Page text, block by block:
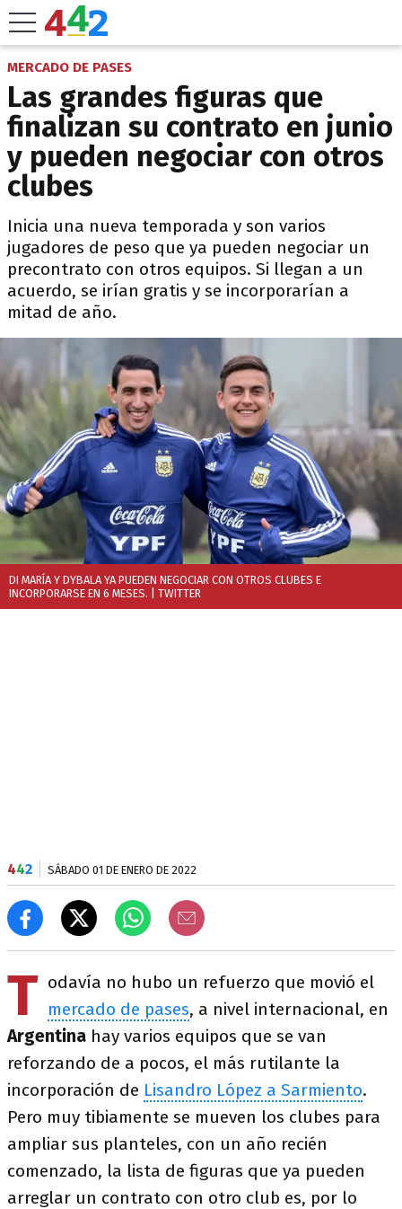
MERCADO DE PASES
Las grandes figuras que
finalizan su contrato en junio
y pueden negociar con otros
clubes
Inicia una nueva temporada y son varios
jugadores de peso que ya pueden negociar un
precontrato con otros equipos. Si llegan a un
acuerdo, se irían gratis y se incorporarían a
mitad de año.
DI MARÍA Y DYBALA YA PUEDEN NEGOCIAR CON OTROS CLUBES E
INCORPORARSE EN 6 MESES. | TWITTER
442 SÁBADO 01 DE ENERO DE 2022
T odavía no hubo un refuerzo que movió el
mercado de pases, a nivel internacional, en
Argentina hay varios equipos que se van
reforzando de a pocos, el más rutilante la
incorporación de Lisandro López a Sarmiento.
Pero muy tibiamente se mueven los clubes para
ampliar sus planteles, con un año recién
comenzado, la lista de figuras que ya pueden
arreglar un contrato con otro club es, por lo